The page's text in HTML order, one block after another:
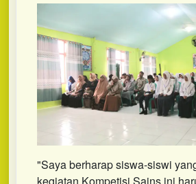
"Saya berharap siswa-siswi